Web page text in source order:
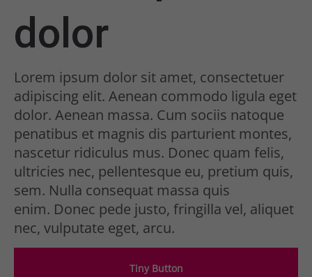
dolor
Lorem ipsum dolor sit amet, consectetuer
adipiscing elit. Aenean commodo ligula eget
dolor. Aenean massa. Cum sociis natoque
penatibus et magnis dis parturient montes,
nascetur ridiculus mus. Donec quam felis,
ultricies nec, pellentesque eu, pretium quis,
sem. Nulla consequat massa quis
enim. Donec pede justo, fringilla vel, aliquet
nec, vulputate eget, arcu.
Tiny Button